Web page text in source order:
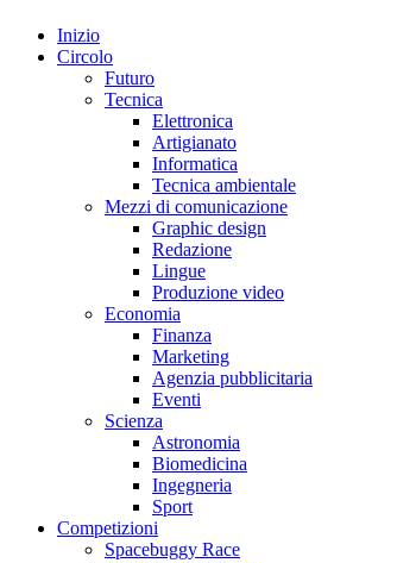
Inizio
Circolo
Futuro
Tecnica
Elettronica
Artigianato
Informatica
Tecnica ambientale
Mezzi di comunicazione
Graphic design
Redazione
Lingue
Produzione video
Economia
Finanza
Marketing
Agenzia pubblicitaria
Eventi
Scienza
Astronomia
Biomedicina
Ingegneria
Sport
Competizioni
Spacebuggy Race